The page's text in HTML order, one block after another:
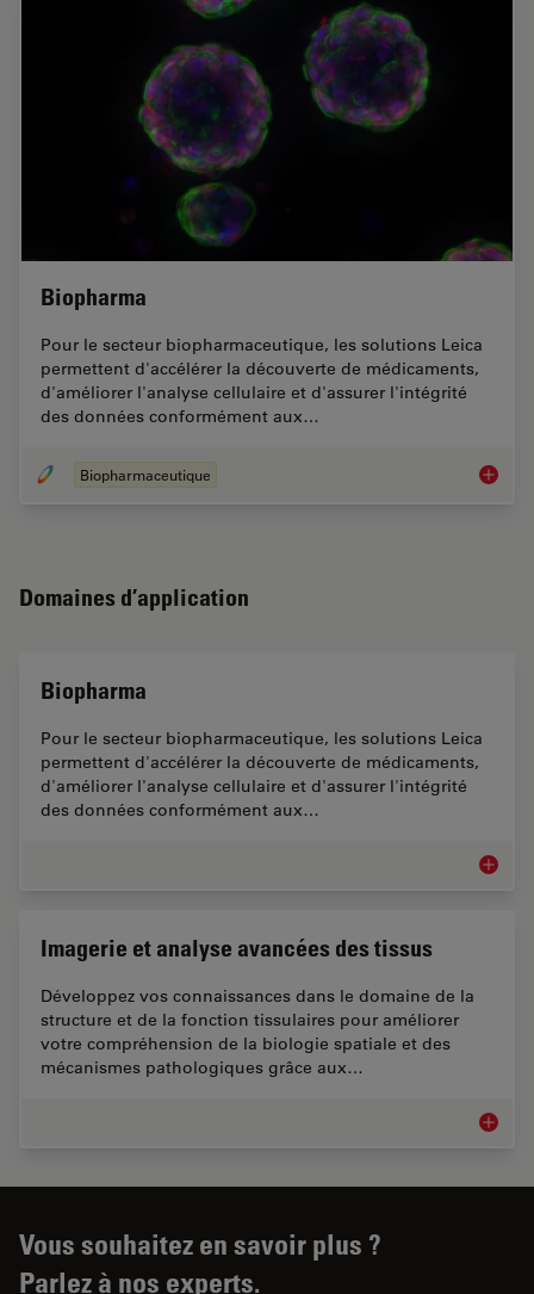
Biopharma
Pour le secteur biopharmaceutique, les solutions Leica
permettent d'accélérer la découverte de médicaments,
d'améliorer l'analyse cellulaire et d'assurer l'intégrité
des données conformément aux…
Biopharmaceutique
Domaines d’application
Biopharma
Pour le secteur biopharmaceutique, les solutions Leica
permettent d'accélérer la découverte de médicaments,
d'améliorer l'analyse cellulaire et d'assurer l'intégrité
des données conformément aux…
Imagerie et analyse avancées des tissus
Développez vos connaissances dans le domaine de la
structure et de la fonction tissulaires pour améliorer
votre compréhension de la biologie spatiale et des
mécanismes pathologiques grâce aux…
Vous souhaitez en savoir plus ?
Parlez à nos experts.